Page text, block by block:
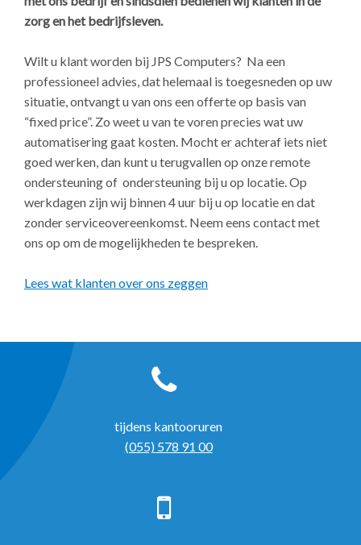
zorg en het bedrijfsleven.
Wilt u klant worden bij JPS Computers? Na een
professioneel advies, dat helemaal is toegesneden op uw
situatie, ontvangt u van ons een offerte op basis van
“fixed price”. Zo weet u van te voren precies wat uw
automatisering gaat kosten. Mocht er achteraf iets niet
goed werken, dan kunt u terugvallen op onze remote
ondersteuning of ondersteuning bij u op locatie. Op
werkdagen zijn wij binnen 4 uur bij u op locatie en dat
zonder serviceovereenkomst. Neem eens contact met
ons op om de mogelijkheden te bespreken.
Lees wat klanten over ons zeggen
tijdens kantooruren
(055) 578 91 00